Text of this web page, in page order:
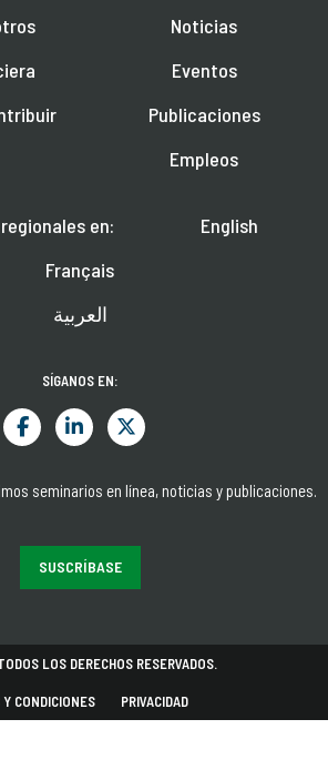
Noticias
Eventos
Publicaciones
Empleos
en:
English
Français
العربية
SÍGANOS EN:
seminarios en línea, noticias y publicaciones.
SUSCRÍBASE
LOS DERECHOS RESERVADOS.
CONDICIONES PRIVACIDAD